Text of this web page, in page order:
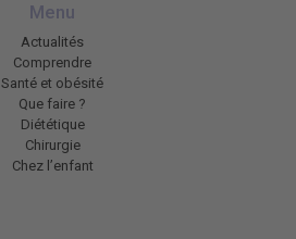
Menu
Actualités
Comprendre
Santé et obésité
Que faire ?
Diététique
Chirurgie
Chez l’enfant